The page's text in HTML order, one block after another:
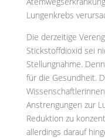
Lungenkrebs
Die derzeitige
Stickstoffdioxid sei
Stellungnahme.
für die Gesundheit.
Anstrengungen zur
Reduktion zu
allerdings darauf